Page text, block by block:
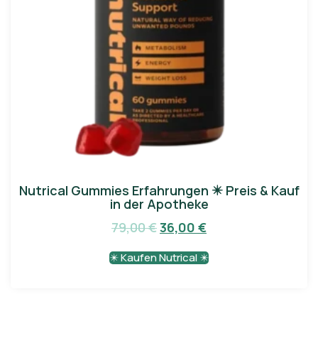
Nutrical Gummies Erfahrungen ✴️ Preis & Kauf
in der Apotheke
79,00€36,00 €
✴️ Kaufen Nutrical ✴️